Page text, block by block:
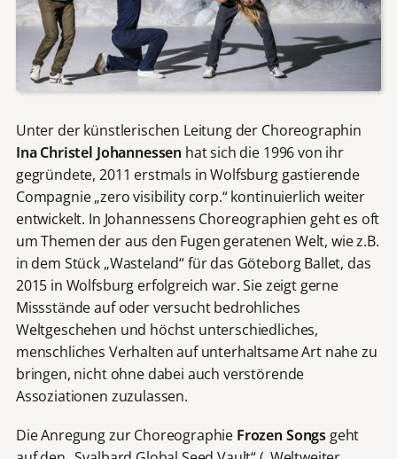
Unter der künstlerischen Leitung der Choreographin
Ina Christel Johannessen hat sich die 1996 von ihr
gegründete, 2011 erstmals in Wolfsburg gastierende
Compagnie „zero visibility corp.“ kontinuierlich weiter
entwickelt. In Johannessens Choreographien geht es oft
um Themen der aus den Fugen geratenen Welt, wie z.B.
in dem Stück „Wasteland“ für das Göteborg Ballet, das
2015 in Wolfsburg erfolgreich war. Sie zeigt gerne
Missstände auf oder versucht bedrohliches
Weltgeschehen und höchst unterschiedliches,
menschliches Verhalten auf unterhaltsame Art nahe zu
bringen, nicht ohne dabei auch verstörende
Assoziationen zuzulassen.
Die Anregung zur Choreographie Frozen Songs geht